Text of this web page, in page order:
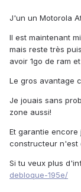
J'un un Motorola
Il est maintenant
mais reste très
avoir 1go de ram
Le gros avantage
Je jouais sans
zone aussi!
Et garantie
constructeur n'est
Si tu veux plus
debloque-195e/